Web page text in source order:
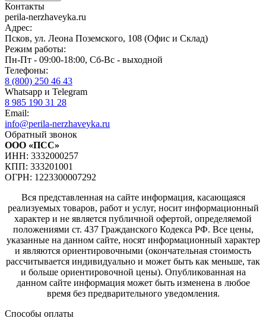
Контакты
perila-nerzhaveyka.ru
Адрес:
Псков, ул. Леона Поземского, 108 (Офис и Склад)
Режим работы:
Пн-Пт - 09:00-18:00, Сб-Вс - выходной
Телефоны:
8 (800) 250 46 43
Whatsapp и Telegram
8 985 190 31 28
Email:
info@perila-nerzhaveyka.ru
Обратный звонок
ООО «ПСС»
ИНН: 3332000257
КПП: 333201001
ОГРН: 1223300007292
Вся представленная на сайте информация, касающаяся
реализуемых товаров, работ и услуг, носит информационный
характер и не является публичной офертой, определяемой
положениями ст. 437 Гражданского Кодекса РФ. Все цены,
указанные на данном сайте, носят информационный характер
и являются ориентировочными (окончательная стоимость
рассчитывается индивидуально и может быть как меньше, так
и больше ориентировочной цены). Опубликованная на
данном сайте информация может быть изменена в любое
время без предварительного уведомления.
Способы оплаты